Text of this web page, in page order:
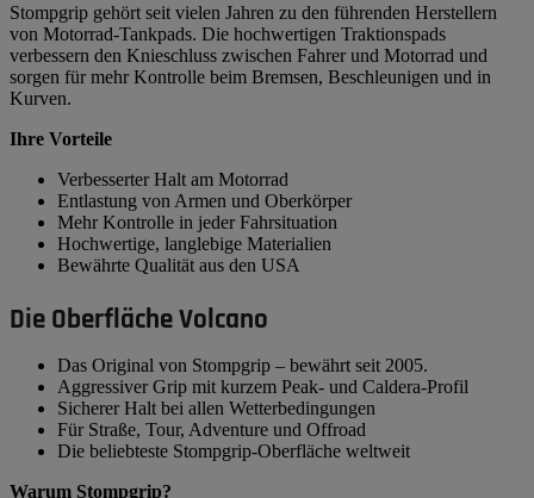
Stompgrip gehört seit vielen Jahren zu den führenden Herstellern
von Motorrad-Tankpads. Die hochwertigen Traktionspads
verbessern den Knieschluss zwischen Fahrer und Motorrad und
sorgen für mehr Kontrolle beim Bremsen, Beschleunigen und in
Kurven.
Ihre Vorteile
Verbesserter Halt am Motorrad
Entlastung von Armen und Oberkörper
Mehr Kontrolle in jeder Fahrsituation
Hochwertige, langlebige Materialien
Bewährte Qualität aus den USA
Die Oberfläche Volcano
Das Original von Stompgrip – bewährt seit 2005.
Aggressiver Grip mit kurzem Peak- und Caldera-Profil
Sicherer Halt bei allen Wetterbedingungen
Für Straße, Tour, Adventure und Offroad
Die beliebteste Stompgrip-Oberfläche weltweit
Warum Stompgrip?